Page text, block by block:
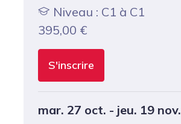
Niveau : C1 à C1
395,00 €
S'inscrire
mar. 27 oct. - jeu. 19 nov.